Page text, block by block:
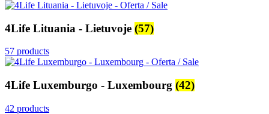
4Life Lituania - Lietuvoje (57)
57 products
4Life Luxemburgo - Luxembourg (42)
42 products